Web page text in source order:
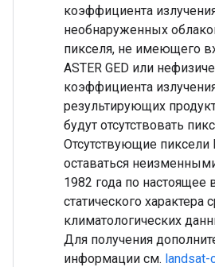
коэффициента
необнаруженных
пикселя, не имеющего
ASTER GED или
коэффициента
результирующих
будут отсутствовать
Отсутствующие пиксели
оставаться
1982 года по настоящее
статического характера
климатологических
Для получения
информации см. landsat-